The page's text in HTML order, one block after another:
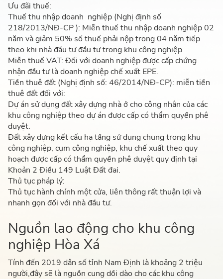
Ưu đãi thuế:
Thuế thu nhập doanh nghiệp (Nghị định số
218/2013/NĐ-CP ): Miễn thuế thu nhập doanh nghiệp 02
năm và giảm 50% số thuế phải nộp trong 04 năm tiếp
theo khi nhà đầu tư đầu tư trong khu công nghiệp
Miễn thuế VAT: Đối với doanh nghiệp được cấp chứng
nhận đầu tư là doanh nghiệp chế xuất EPE.
Tiền thuê đất (Nghị định số: 46/2014/NĐ-CP): miễn tiền
thuê đất đối với:
Dự án sử dụng đất xây dựng nhà ở cho công nhân của các
khu công nghiệp theo dự án được cấp có thẩm quyền phê
duyệt.
Đất xây dựng kết cấu hạ tầng sử dụng chung trong khu
công nghiệp, cụm công nghiệp, khu chế xuất theo quy
hoạch được cấp có thẩm quyền phê duyệt quy định tại
Khoản 2 Điều 149 Luật Đất đai.
Thủ tục pháp lý:
Thủ tục hành chính một cửa, liên thông rất thuận lợi và
nhanh gọn đối với nhà đầu tư.
Nguồn lao động cho khu công
nghiệp Hòa Xá
Tính đến 2019 dân số tỉnh Nam Định là khoảng 2 triệu
người,đây sẽ là nguồn cung dồi dào cho các khu công